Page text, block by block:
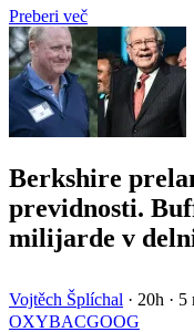
Preberi več
Berkshire
previdnosti.
milijarde v
Vojtěch Šplíchal · 20h · 5
OXYBACGOOG